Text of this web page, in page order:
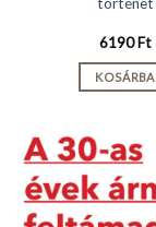
történet
6190Ft
KOSÁRBA